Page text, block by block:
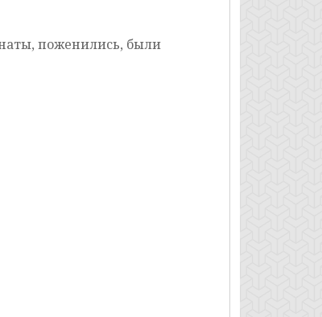
поженились, были